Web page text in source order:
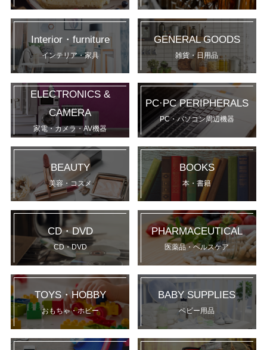
Interior・furniture
インテリア・家具
GENERAL GOODS
雑貨・日用品
ELECTRONICS &
CAMERA
家電・カメラ・AV機器
PC·PC PERIPHERALS
PC・パソコン周辺機器
BEAUTY
美容・コスメ
BOOKS
本・書籍
CD・DVD
CD・DVD
PHARMACEUTICAL
医薬品・ヘルスケア
TOYS・HOBBY
おもちゃ・ホビー
BABY SUPPLIES
ベビー用品